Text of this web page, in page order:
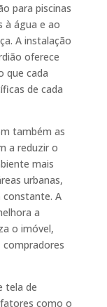
para piscinas
à água e ao
A instalação
oferece
que cada
de cada
também as
a reduzir o
mais
urbanas,
constante. A
a
o imóvel,
tela de
como o